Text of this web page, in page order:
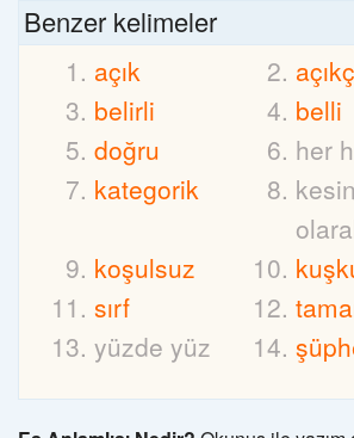
Benzer kelimeler
açık
belirli
belli
doğru
her
kategorik
kesin
koşulsuz
sırf
yüzde yüz